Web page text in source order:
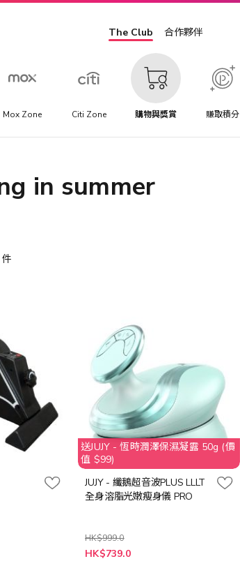
The Club 合作夥伴
Mox Zone Citi Zone 購物與獎賞 賺取積分
in summer
送JUJY - 恆時潤澤保濕凝露 50g (價
值 $99)
JUJY - 纖鵝超音波PLUS LLLT
全身溶脂光嫩瘦身儀 PRO
HK$999.0
特
殊
HK$739.0